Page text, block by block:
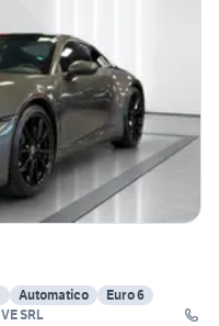
Automatico
Euro 6
SRL